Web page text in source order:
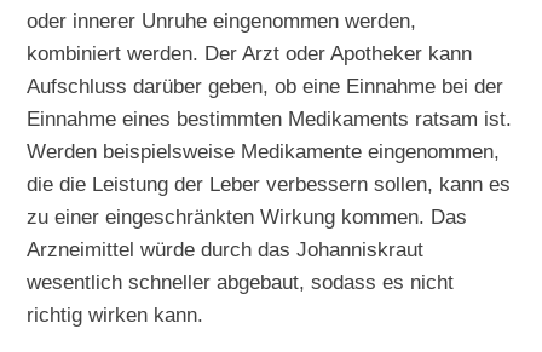
oder innerer Unruhe eingenommen werden,
kombiniert werden. Der Arzt oder Apotheker kann
Aufschluss darüber geben, ob eine Einnahme bei der
Einnahme eines bestimmten Medikaments ratsam ist.
Werden beispielsweise Medikamente eingenommen,
die die Leistung der Leber verbessern sollen, kann es
zu einer eingeschränkten Wirkung kommen. Das
Arzneimittel würde durch das Johanniskraut
wesentlich schneller abgebaut, sodass es nicht
richtig wirken kann.